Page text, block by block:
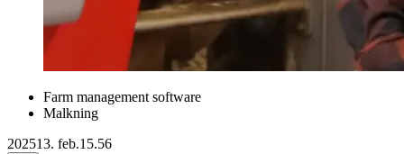
Farm management software
Malkning
202513. feb.15.56